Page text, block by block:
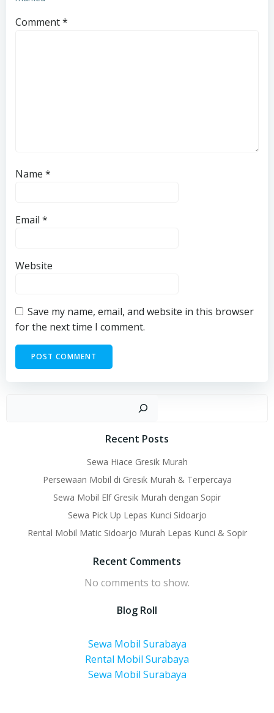
Comment*
Name *
Email *
Website
Save my name, email, and website in this browser
for the next time I comment.
Recent Posts
Sewa Hiace Gresik Murah
Persewaan Mobil di Gresik Murah & Terpercaya
Sewa Mobil Elf Gresik Murah dengan Sopir
Sewa Pick Up Lepas Kunci Sidoarjo
Rental Mobil Matic Sidoarjo Murah Lepas Kunci & Sopir
Recent Comments
No comments to show.
Blog Roll
Sewa Mobil Surabaya
Rental Mobil Surabaya
Sewa Mobil Surabaya